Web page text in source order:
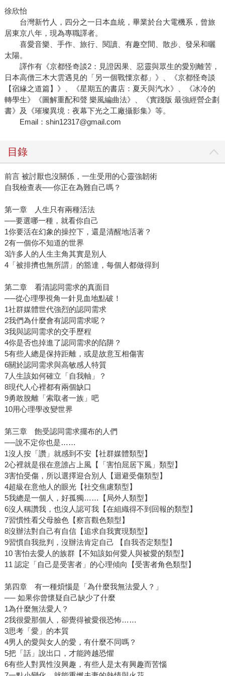
徐欣怡
台灣新竹人，四分之一日本血統，畢業於台大電機系，曾旅
居東京八年，現為專職譯者。
喜愛音樂、手作、旅行、閱讀、有趣空間、散步、發呆和曬
太陽。
譯作有《京都怪奇談2：見證因果、惡靈與眾生的愛別離苦，
日本高僧三木大雲遇見的「另一個戰慄京都」》、《京都怪奇談
【宿緣之道篇】》、《星期五的書店：夏天與汽水》、《冰冷的
轉學生》《圖解重配和聲 樂風編曲法》、《實踐版 最強經營企劃
書》及《璀璨異境：夜幕下光之工廠攝影集》等。
Email：shin12317@gmail.com
目錄
前言 被討厭也沒關係，一生受用的心靈強韌術
自我檢查表──你正在為難自己嗎？
第一章 人生只有兩種活法
──要選哪一種，就看你自己
1你要活在幻象的操控下，還是清醒地活著？
2有一個你不知道的世界
3許多人的人生主角其實是別人
4「被排擠也無所謂」的豁達，每個人都做得到
第二章 看清認同需求的真面目
──從心理學視角一針見血地點破！
1社群媒體世代強烈的認同需求
2我們為什麼會有認同需求呢？
3我與認同需求的交手歷程
4你是否也掉進了認同需求的陷阱？
5有些人總是保持距離，或是故意互相傷害
6關於認同需求與高敏感人特質
7人生該如何確立「自我軸」？
8現代人心裡都有兩個缺口
9勇敢脫離「索取者一族」吧
10用心理學改變世界
第三章 飽受認同需求擺布的人們
──說不定你也是……
1沒人按「讚」就感到不安【社群媒體類型】
2心裡就是很在意誰占上風【「害怕屈居下風」類型】
3害怕受傷，所以選擇迎合別人【迴避受傷類型】
4超級在意他人的眼光【社交焦慮類型】
5我總是一個人，好孤獨……【局外人類型】
6沒人稱讚我，也沒人認可我【在組織得不到回報的類型】
7習慣性看父母臉色【察言觀色類型】
8沒辦法對自己有自信【追求自我實現類型】
9習慣自我批判，沒辦法肯定自己 【自我否定類型】
10 害怕去愛人的族群【不知該如何愛人與被愛的類型】
11 認定「自己是受害者」的心理傾向【受害者角色類型】
第四章 有一種煩惱是「為什麼我無法愛人？」
── 如果你曾懷疑自己缺少了什麼
1為什麼無法愛人？
2我很愛那個人，卻覺得被愛很恐怖……
3思考「愛」的本質
4男人的愛與女人的愛，有什麼不同嗎？
5把「話」說出口，才能跨越恐懼
6有些人對異性沒興趣，有些人是太有興趣而苦惱